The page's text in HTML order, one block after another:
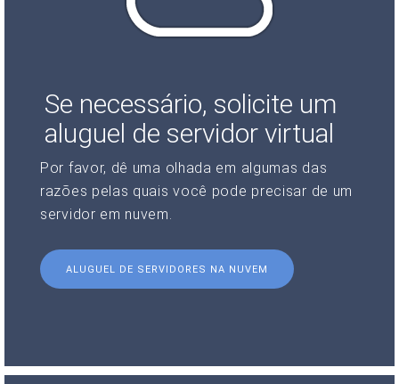
Se necessário, solicite um
aluguel de servidor virtual
Por favor, dê uma olhada em algumas das
razões pelas quais você pode precisar de um
servidor em nuvem.
ALUGUEL DE SERVIDORES NA NUVEM